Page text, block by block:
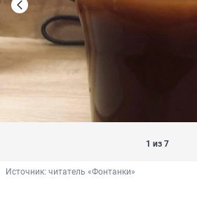
1 из 7
Источник: читатель «Фонтанки»